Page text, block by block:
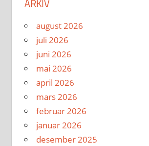
ARKIV
august 2026
juli 2026
juni 2026
mai 2026
april 2026
mars 2026
februar 2026
januar 2026
desember 2025